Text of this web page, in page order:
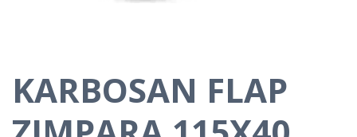
KARBOSAN FLAP